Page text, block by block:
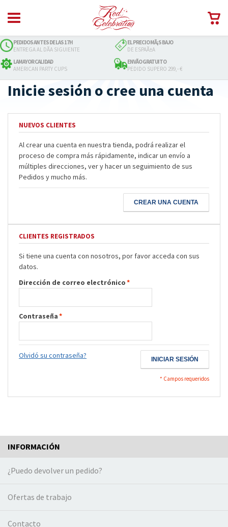
PEDIDOS ANTES DE LAS 17H
ENTREGA AL DÃ­A SIGUIENTE
EL PRECIO MÃ¡S BAJO
DE ESPAÃ±A
LAMAYOR CALIDAD
AMERICAN PARTY CUPS
ENVÃ­O GRATUITO
PEDIDO SUPERO 299,- €
Inicie sesión o cree una cuenta
NUEVOS CLIENTES
Al crear una cuenta en nuestra tienda, podrá realizar el
proceso de compra más rápidamente, indicar un envío a
múltiples direcciones, ver y hacer un seguimiento de sus
Pedidos y mucho más.
CREAR UNA CUENTA
CLIENTES REGISTRADOS
Si tiene una cuenta con nosotros, por favor acceda con sus
datos.
*
Dirección de correo electrónico
*
Contraseña
Olvidó su contraseña? INICIAR SESIÓN
* Campos requeridos
INFORMACIÓN
¿Puedo devolver un pedido?
Ofertas de trabajo
Contacto